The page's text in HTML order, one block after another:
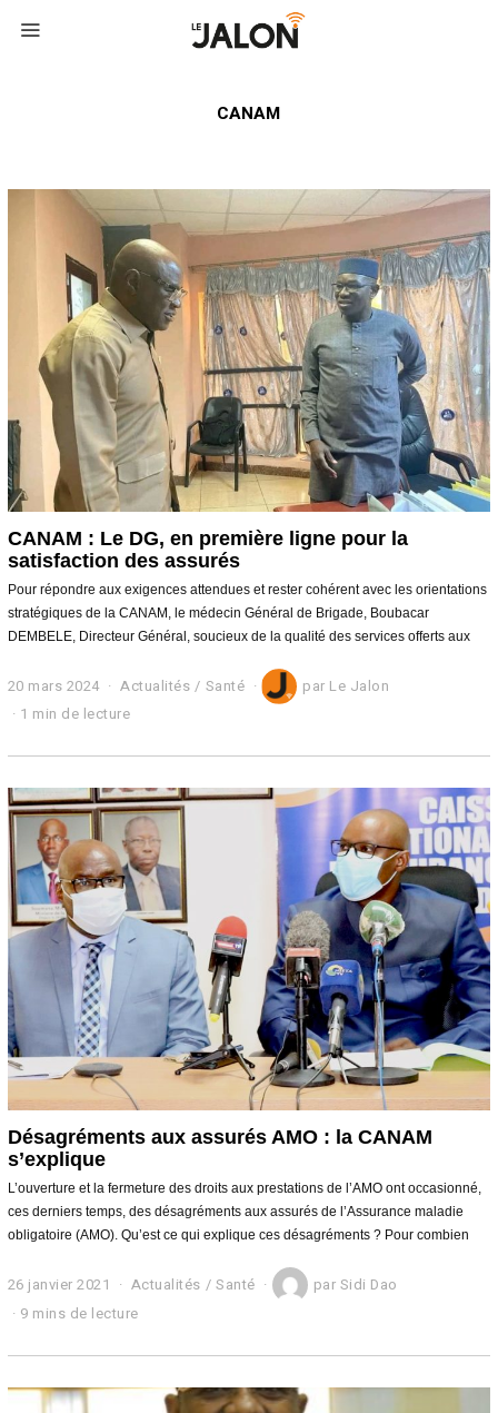
CANAM
CANAM : Le DG, en première ligne pour la
satisfaction des assurés
Pour répondre aux exigences attendues et rester cohérent avec les orientations
stratégiques de la CANAM, le médecin Général de Brigade, Boubacar
DEMBELE, Directeur Général, soucieux de la qualité des services offerts aux
20 mars 2024 Actualités / Santé par Le Jalon
1 min de lecture
Désagréments aux assurés AMO : la CANAM
s’explique
L’ouverture et la fermeture des droits aux prestations de l’AMO ont occasionné,
ces derniers temps, des désagréments aux assurés de l’Assurance maladie
obligatoire (AMO). Qu’est ce qui explique ces désagréments ? Pour combien
26 janvier 2021
6
j
v
Actualités / Santé par Sidi Dao
9 mins de lecture